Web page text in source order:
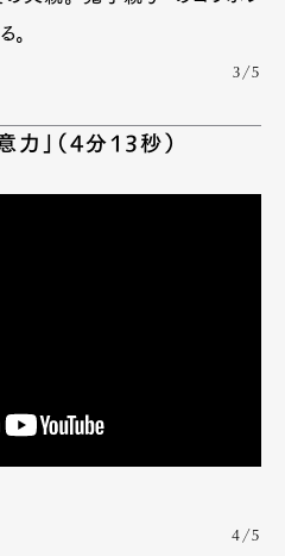
。
3/5
力」（4分13秒）
4/5